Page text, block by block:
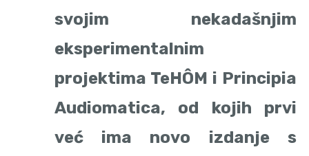
svojim nekadašnjim
eksperimentalnim
projektima TeHÔM i Principia
Audiomatica, od kojih prvi
već ima novo izdanje s